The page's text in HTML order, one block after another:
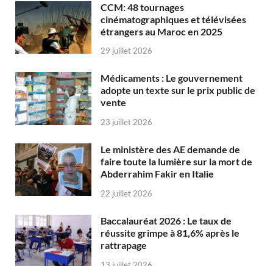
CCM: 48 tournages
cinématographiques et télévisées
étrangers au Maroc en 2025
29 juillet 2026
Médicaments : Le gouvernement
adopte un texte sur le prix public de
vente
23 juillet 2026
Le ministère des AE demande de
faire toute la lumière sur la mort de
Abderrahim Fakir en Italie
22 juillet 2026
Baccalauréat 2026 : Le taux de
réussite grimpe à 81,6% après le
rattrapage